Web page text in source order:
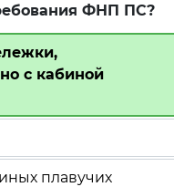
ФНП ПС?
с кабиной
плавучих